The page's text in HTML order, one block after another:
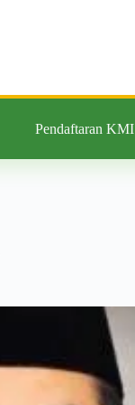
Pendaftaran KMI